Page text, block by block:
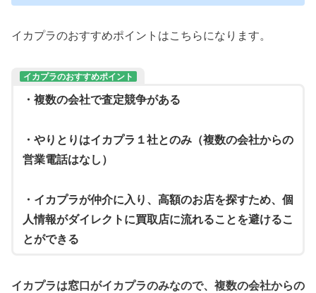
イカプラのおすすめポイントはこちらになります。
イカプラのおすすめポイント
・複数の会社で査定競争がある
・やりとりはイカプラ１社とのみ（複数の会社からの
営業電話はなし）
・イカプラが仲介に入り、高額のお店を探すため、個
人情報がダイレクトに買取店に流れることを避けるこ
とができる
イカプラは窓口がイカプラのみなので、複数の会社からの